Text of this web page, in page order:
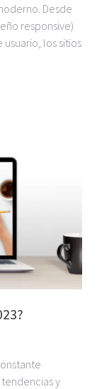
Desde
responsive)
los sitios
y